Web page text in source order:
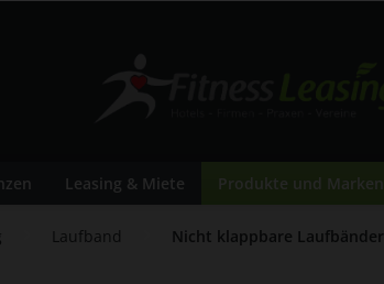
Leasing & Miete Produkte und Marken
Laufband Nicht klappbare Laufbänder